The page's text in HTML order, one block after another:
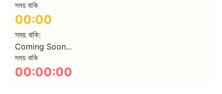
সময় বাকি
00:00
সময় বাকি:
Coming Soon...
সময় বাকি
00:00:00